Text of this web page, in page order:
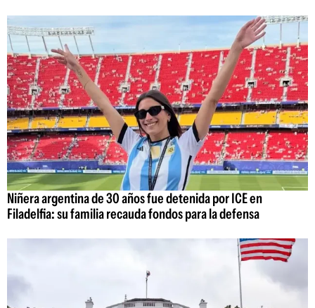
Niñera argentina de 30 años fue detenida por ICE en
Filadelfia: su familia recauda fondos para la defensa